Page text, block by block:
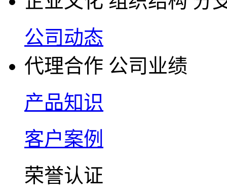
公司动态
代理合作 公司业绩
产品知识
客户案例
荣誉认证